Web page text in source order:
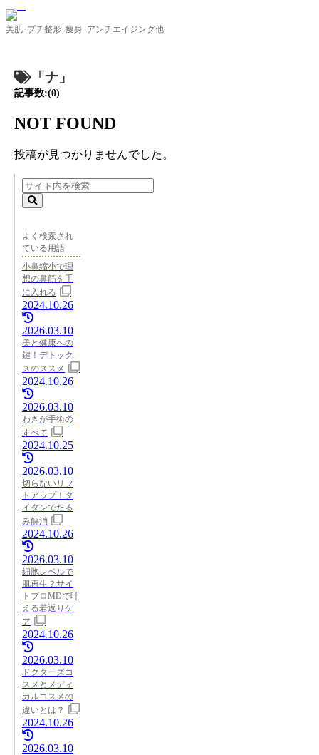
美肌･プチ整形･痩身･アンチエイジング他
「ナ」
記事数:(0)
NOT FOUND
投稿が見つかりませんでした。
よく検索され
ている用語
小鼻縮小で理
想の鼻筋を手
に入れる
2024.10.26
2026.03.10
美と健康への
鍵！デトック
スのススメ
2024.10.26
2026.03.10
わきが手術の
すべて
2024.10.25
2026.03.10
切らないリフ
トアップ！タ
イタンでたる
み解消
2024.10.26
2026.03.10
細胞レベルで
肌再生？サイ
トプロMDで叶
える若返りケ
ア
2024.10.26
2026.03.10
ドクターズコ
スメとメディ
カルコスメの
違いとは？
2024.10.26
2026.03.10